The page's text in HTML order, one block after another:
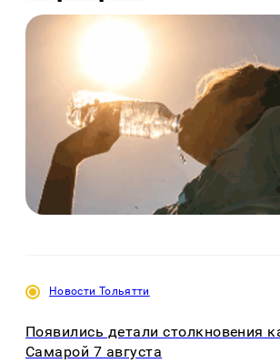
Новости Тольятти
Появились детали столкновения
Самарой 7 августа